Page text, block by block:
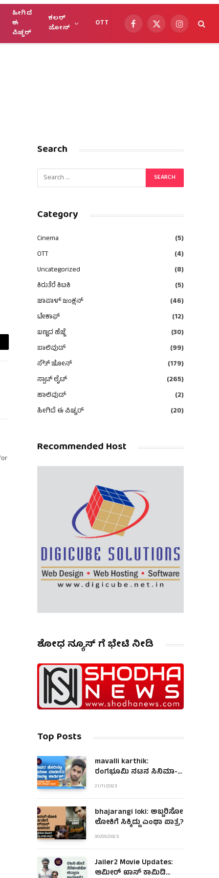
ಹೀಗಿದೆ
ಈ
ಪಿಚ್ಚರ್
ಕಲರ್
ಜೋನ್
OTT Facebook
X
Instagram
Search
Category
Cinema
(5)
OTT
(4)
Uncategorized
(8)
ಕಿರುತೆರೆ ಕಿಟಕಿ
(5)
ಜಾಪಾಳ್ ಜಂಕ್ಷನ್
(46)
ಟೇಕಾಫ್
(12)
ಬಣ್ಣದ ಹೆಜ್ಜೆ
(30)
ಬಾಲಿವುಡ್
(99)
ಸೌತ್ ಜೋನ್
(179)
ಸ್ಪಾಟ್ ಲೈಟ್
(265)
ಹಾಲಿವುಡ್
(2)
ಹೀಗಿದೆ ಈ ಪಿಚ್ಚರ್
(20)
Recommended Host
ಶೋಧ ನ್ಯೂಸ್ ಗೆ ಭೇಟಿ ನೀಡಿ
Top Posts
mavalli karthik:
ರಂಗಭೂಮಿ ನಟನ ಸಿನಿಮಾ-
ಮಾಧ್ಯಮ ಯಾನ!
21/11/2023
bhajarangi loki: ಅಬ್ಬರಿಸೋ
ಲೋಕಿಗೆ ಸಿಕ್ಕಿದ್ದು ಎಂಥಾ ಪಾತ್ರ?
30/05/2025
Jailer2 Movie Updates:
ಆಮೀರ್ ಖಾನ್ ಕಾಮಿಡಿ